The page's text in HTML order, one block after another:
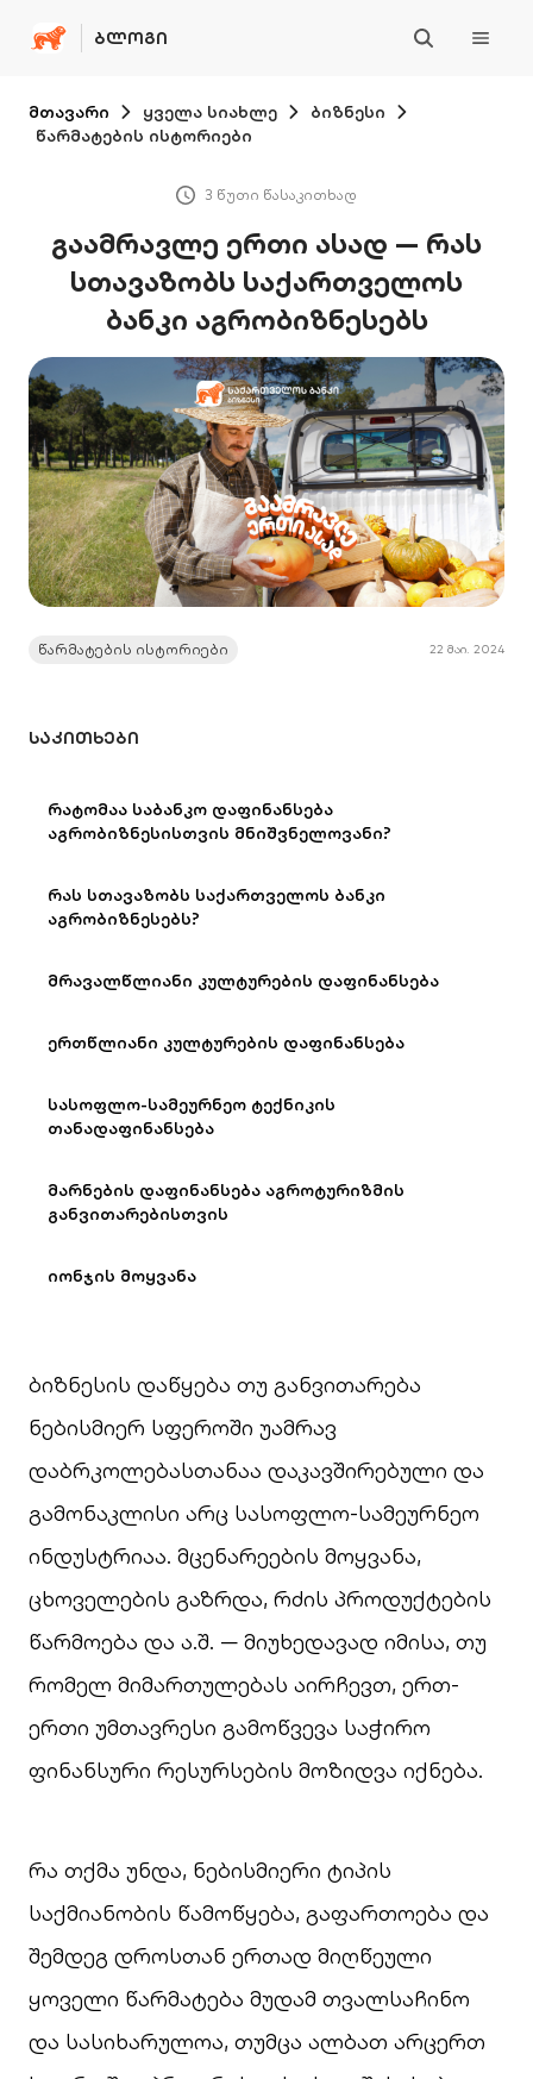
ᲑᲚᲝᲒᲘ
მთავარი ყველა სიახლე
ბიზნესი
წარმატების ისტორიები
3 წუთი წასაკითხად
გაამრავლე ერთი ასად — რას
სთავაზობს საქართველოს
ბანკი აგრობიზნესებს
წარმატების ისტორიები 22 მაი. 2024
ᲡᲐᲙᲘᲗᲮᲔᲑᲘ
რატომაა საბანკო დაფინანსება
აგრობიზნესისთვის მნიშვნელოვანი?
რას სთავაზობს საქართველოს ბანკი
აგრობიზნესებს?
მრავალწლიანი კულტურების დაფინანსება
ერთწლიანი კულტურების დაფინანსება
სასოფლო-სამეურნეო ტექნიკის
თანადაფინანსება
მარნების დაფინანსება აგროტურიზმის
განვითარებისთვის
იონჯის მოყვანა
ბიზნესის დაწყება თუ განვითარება
ნებისმიერ სფეროში უამრავ
დაბრკოლებასთანაა დაკავშირებული და
გამონაკლისი არც სასოფლო-სამეურნეო
ინდუსტრიაა. მცენარეების მოყვანა,
ცხოველების გაზრდა, რძის პროდუქტების
წარმოება და ა.შ. — მიუხედავად იმისა, თუ
რომელ მიმართულებას აირჩევთ, ერთ-
ერთი უმთავრესი გამოწვევა საჭირო
ფინანსური რესურსების მოზიდვა იქნება.
რა თქმა უნდა, ნებისმიერი ტიპის
საქმიანობის წამოწყება, გაფართოება და
შემდეგ დროსთან ერთად მიღწეული
ყოველი წარმატება მუდამ თვალსაჩინო
და სასიხარულოა, თუმცა ალბათ არცერთ